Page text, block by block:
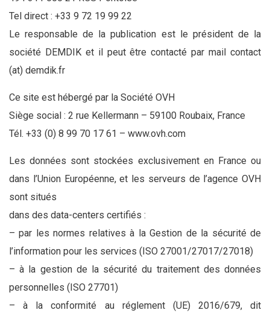
Tel direct : +33 9 72 19 99 22
Le responsable de la publication est le président de la
société DEMDIK et il peut être contacté par mail contact
(at) demdik.fr
Ce site est hébergé par la Société OVH
Siège social : 2 rue Kellermann – 59100 Roubaix, France
Tél. +33 (0) 8 99 70 17 61 – www.ovh.com
Les données sont stockées exclusivement en France ou
dans l’Union Européenne, et les serveurs de l’agence OVH
sont situés
dans des data-centers certifiés :
– par les normes relatives à la Gestion de la sécurité de
l’information pour les services (ISO 27001/27017/27018)
– à la gestion de la sécurité du traitement des données
personnelles (ISO 27701)
– à la conformité au réglement (UE) 2016/679, dit